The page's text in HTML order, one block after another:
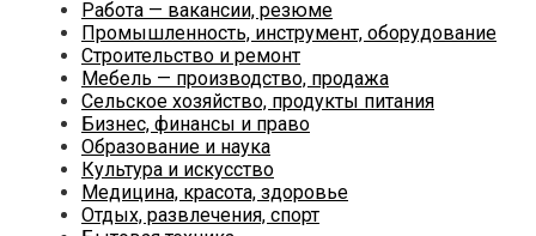
Работа — вакансии, резюме
Промышленность, инструмент, оборудование
Строительство и ремонт
Мебель — производство, продажа
Сельское хозяйство, продукты питания
Бизнес, финансы и право
Образование и наука
Культура и искусство
Медицина, красота, здоровье
Отдых, развлечения, спорт